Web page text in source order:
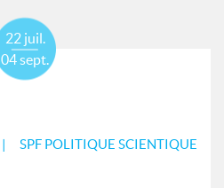
SPF POLITIQUE SCIENTIQUE
22 juil.
04 sept.